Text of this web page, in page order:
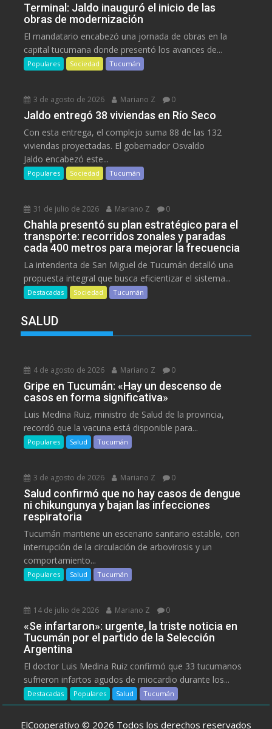
Terminal: Jaldo inauguró el inicio de las
obras de modernización
El mandatario encabezó una jornada de obras en la
capital tucumana donde presentó los avances de...
Populares Sociedad Tucumán
3 de agosto de 2026 Mariano Z 0
Jaldo entregó 38 viviendas en Río Seco
Con esta entrega, el complejo suma 88 de las 132
viviendas proyectadas. El gobernador Osvaldo
Jaldo encabezó este...
Populares Sociedad Tucumán
31 de julio de 2026 Mariano Z 0
Chahla presentó su plan estratégico para el
transporte: recorridos zonales y paradas
cada 400 metros para mejorar la frecuencia
La intendenta de San Miguel de Tucumán detalló una
propuesta integral que busca eficientizar el sistema...
Destacadas Sociedad Tucumán
SALUD
4 de agosto de 2026 Mariano Z 0
Gripe en Tucumán: «Hay un descenso de
casos en forma significativa»
Luis Medina Ruiz, ministro de Salud de la provincia,
recordó que la vacuna está disponible para...
Populares Salud Tucumán
3 de agosto de 2026 Mariano Z 0
Salud confirmó que no hay casos de dengue
ni chikungunya y bajan las infecciones
respiratoria
Tucumán mantiene un escenario sanitario estable, con
interrupción de la circulación de arbovirosis y un
comportamiento...
Populares Salud Tucumán
14 de julio de 2026 Mariano Z 0
«Se infartaron»: urgente, la triste noticia en
Tucumán por el partido de la Selección
Argentina
El doctor Luis Medina Ruiz confirmó que 33 tucumanos
sufrieron infartos agudos de miocardio durante los...
Destacadas Populares Salud Tucumán
ElCooperativo © 2026 Todos los derechos reservados